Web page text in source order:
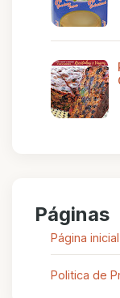
Páginas
Página inicial
Politica de